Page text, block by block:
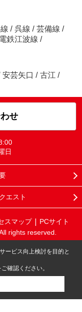
/ 呉線 / 芸備線 /
鉄江波線 /
安芸矢口 / 古江 /
せ
日
エスト
スマップ
PCサイト
rights reserved.
ービス向上検討を目的と
ご確認ください。